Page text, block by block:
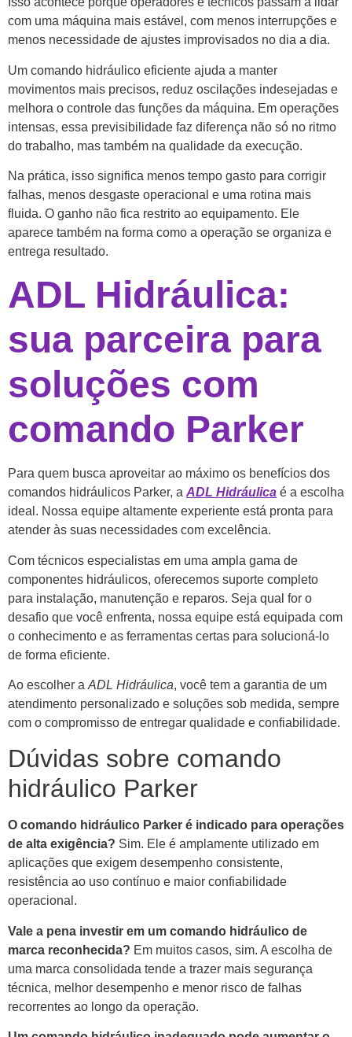
com uma máquina mais estável, com menos interrupções e
menos necessidade de ajustes improvisados no dia a dia.
Um comando hidráulico eficiente ajuda a manter
movimentos mais precisos, reduz oscilações indesejadas e
melhora o controle das funções da máquina. Em operações
intensas, essa previsibilidade faz diferença não só no ritmo
do trabalho, mas também na qualidade da execução.
Na prática, isso significa menos tempo gasto para corrigir
falhas, menos desgaste operacional e uma rotina mais
fluida. O ganho não fica restrito ao equipamento. Ele
aparece também na forma como a operação se organiza e
entrega resultado.
ADL Hidráulica:
sua parceira para
soluções com
comando Parker
Para quem busca aproveitar ao máximo os benefícios dos
comandos hidráulicos Parker, a ADL Hidráulica é a escolha
ideal. Nossa equipe altamente experiente está pronta para
atender às suas necessidades com excelência.
Com técnicos especialistas em uma ampla gama de
componentes hidráulicos, oferecemos suporte completo
para instalação, manutenção e reparos. Seja qual for o
desafio que você enfrenta, nossa equipe está equipada com
o conhecimento e as ferramentas certas para solucioná-lo
de forma eficiente.
Ao escolher a ADL Hidráulica, você tem a garantia de um
atendimento personalizado e soluções sob medida, sempre
com o compromisso de entregar qualidade e confiabilidade.
Dúvidas sobre comando
hidráulico Parker
O comando hidráulico Parker é indicado para operações
de alta exigência? Sim. Ele é amplamente utilizado em
aplicações que exigem desempenho consistente,
resistência ao uso contínuo e maior confiabilidade
operacional.
Vale a pena investir em um comando hidráulico de
marca reconhecida? Em muitos casos, sim. A escolha de
uma marca consolidada tende a trazer mais segurança
técnica, melhor desempenho e menor risco de falhas
recorrentes ao longo da operação.